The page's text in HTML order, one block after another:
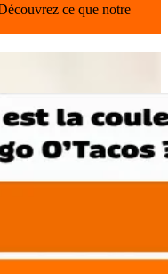
ce que notre